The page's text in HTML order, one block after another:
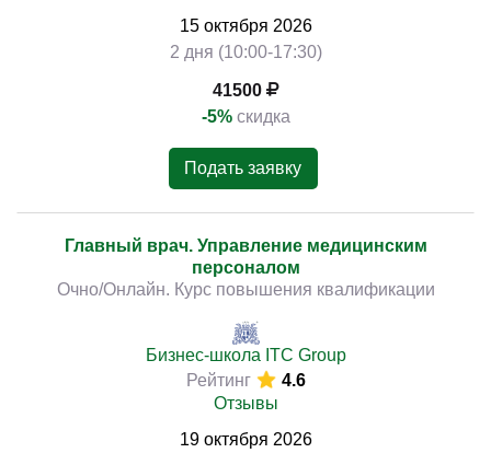
15 октября 2026
2 дня (10:00-17:30)
41500
-5% скидка
Подать заявку
Главный врач. Управление медицинским
персоналом
Очно/Онлайн. Курс повышения квалификации
Бизнес-школа ITC Group
Рейтинг
4.6
Отзывы
19 октября 2026